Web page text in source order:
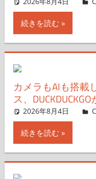
続きを読む
カメラもAIも搭載
ス、
2026年8月4日
続きを読む